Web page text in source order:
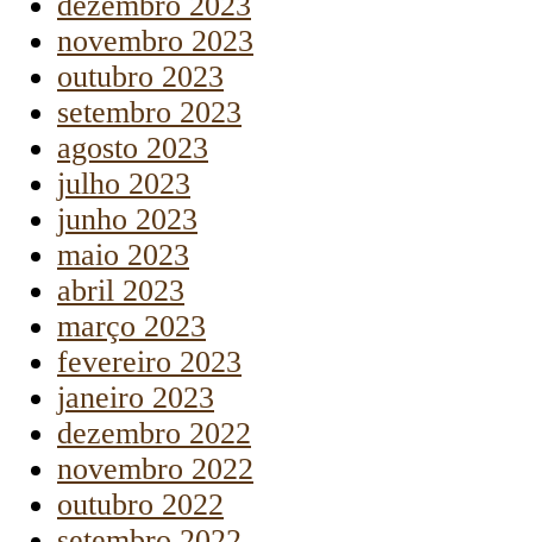
novembro 2023
outubro 2023
setembro 2023
agosto 2023
julho 2023
junho 2023
maio 2023
abril 2023
março 2023
fevereiro 2023
janeiro 2023
dezembro 2022
novembro 2022
outubro 2022